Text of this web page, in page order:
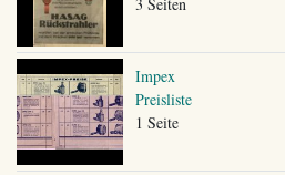
Impex
Preisliste
1 Seite